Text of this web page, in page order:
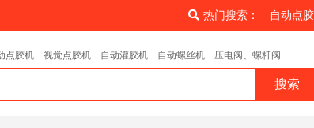
热门搜索： 自动点
点胶机 视觉点胶机 自动灌胶机 自动螺丝机 压电阀、螺杆阀